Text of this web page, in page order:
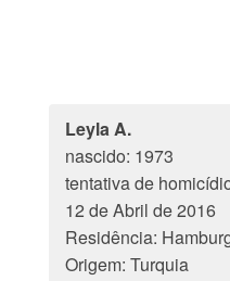
Leyla A.
nascido: 1973
tentativa de
12 de Abril de 2016
Residência:
Origem: Turquia